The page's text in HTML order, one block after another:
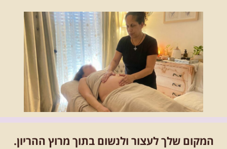
המקום שלך לעצור ולנשום בתוך מרוץ ההריון.